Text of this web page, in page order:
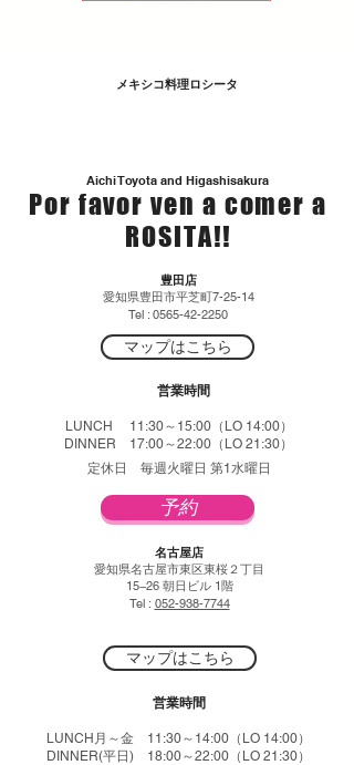
メキシコ料理ロシータ
​Aichi Toyota and Higashisakura
Por favor ven a comer a
ROSITA!!
豊田店
​愛知県豊田市平芝町7-25-14
Tel : 0565-42-2250
マップはこちら
営業時間
LUNCH 11:30～15:00（LO 14:00）
DINNER 17:00～22:00（LO 21:30）
定休日 ​毎週火曜日 第1水曜日
予約
​名古屋店
愛知県名古屋市東区東桜２丁目
15−26 朝日ビル 1階​
Tel : 052-938-7744
マップはこちら
営業時間
LUNCH月～金 11:30～14:00（LO 14:00）
DINNER(平日) 18:00～22:00（LO 21:30）